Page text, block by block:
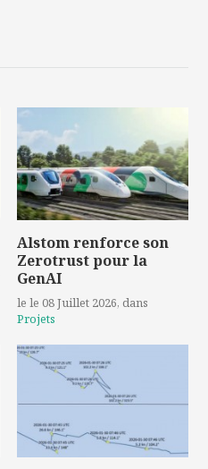
Alstom renforce son
Zerotrust pour la
GenAI
le le 08 Juillet 2026, dans
Projets